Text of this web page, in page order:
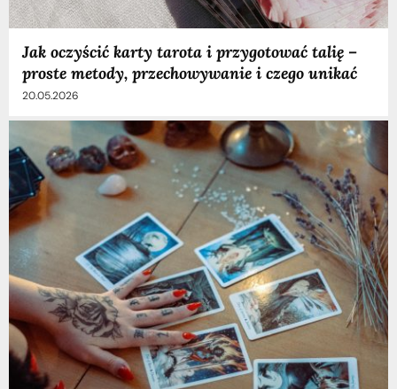
Jak oczyścić karty tarota i przygotować talię –
proste metody, przechowywanie i czego unikać
20.05.2026